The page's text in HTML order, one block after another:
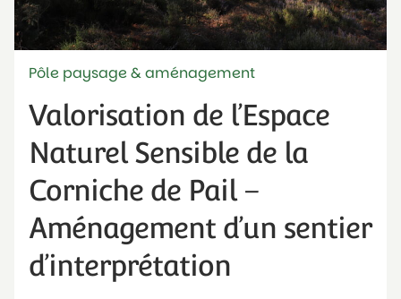
Pôle paysage & aménagement
Valorisation de l’Espace
Naturel Sensible de la
Corniche de Pail –
Aménagement d’un sentier
d’interprétation